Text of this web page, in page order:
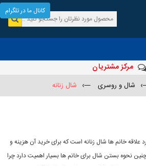
مرکز مشتریان
شال و روسری —› شال زنانه
علاقه خانم ها شال زنانه است که برای خرید آن هزینه و
نحوه بستن شال برای خانم ها بسیار اهمیت دارد چرا
کانال ما در تلگرام